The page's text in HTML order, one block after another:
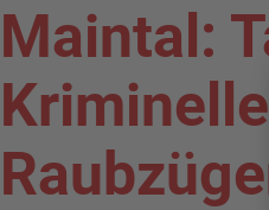
Maintal: